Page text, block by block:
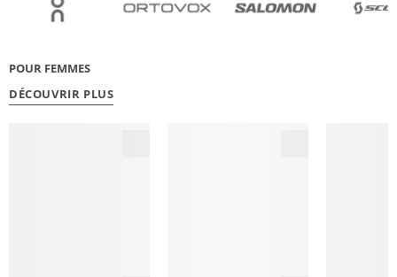
POUR FEMMES
DÉCOUVRIR PLUS